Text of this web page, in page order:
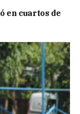
en cuartos de